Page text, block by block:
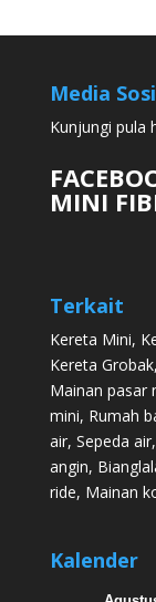
Media
Kunjungi pula
MINI
Terkait
Kereta Mini,
Kereta Grobak,
Mainan pasar
mini, Rumah
air, Sepeda air,
angin,
ride, Mainan
Kalender